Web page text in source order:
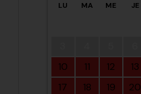
LU MA ME JE
10
11 12 13
17
18 19 20